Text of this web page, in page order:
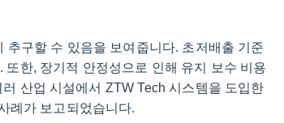
구할 수 있음을 보여줍니다. 초저배출 기준
한, 장기적 안정성으로 인해 유지 보수 비용
산업 시설에서 ZTW Tech 시스템을 도입한
례가 보고되었습니다.